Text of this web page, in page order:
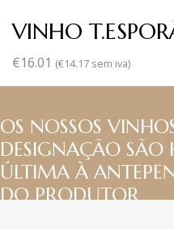
VINHO
€16.01 (€14.17 sem iva)
OS NOSSOS
DESIGNAÇÃO
ÚLTIMA À
DO PRODUTOR